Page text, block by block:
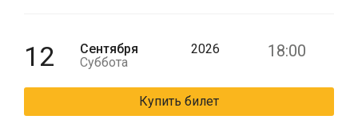
12
Сентября
Суббота
2026 18:00
Купить билет